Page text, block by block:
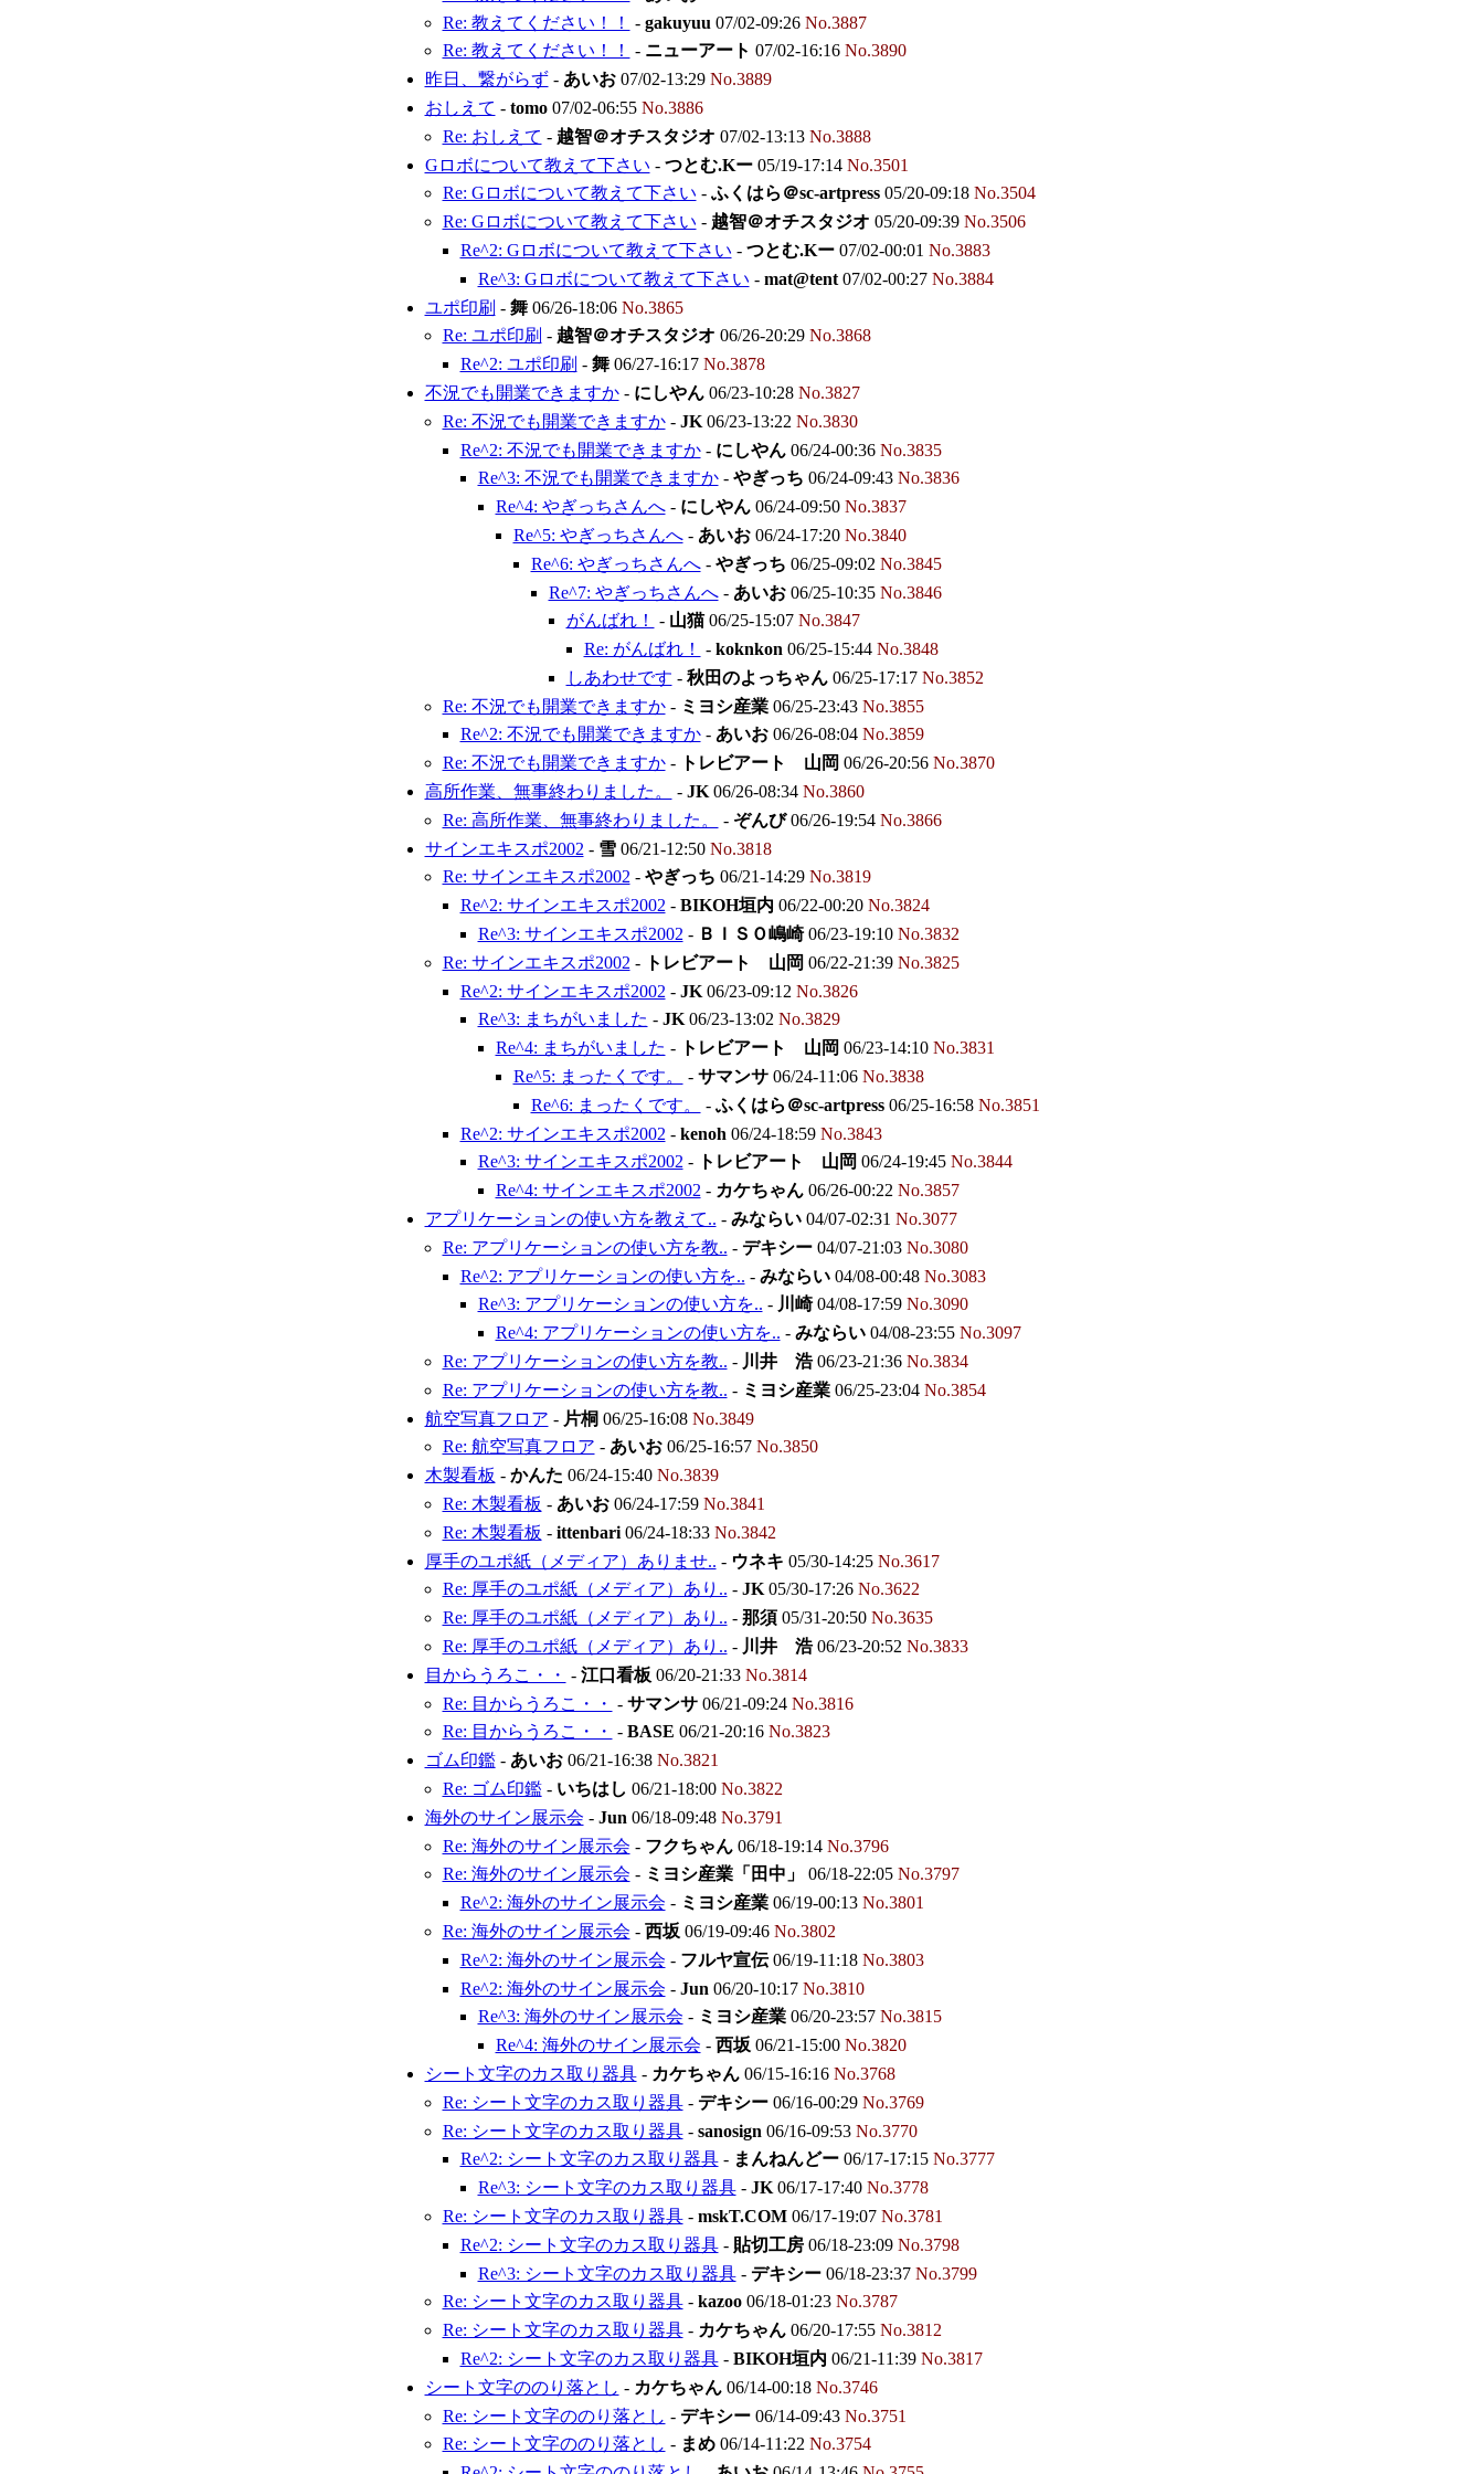
Re: 教えてください！！
- gakuyuu 07/02-09:26 No.3887
Re: 教えてください！！
- ニューアート 07/02-16:16 No.3890
昨日、繋がらず- あいお07/02-13:29 No.3889
おしえて - tomo07/02-06:55 No.3886
Re: おしえて - 越智＠オチスタジオ 07/02-13:13 No.3888
Gロボについて教えて下さい - つとむ.Kー05/19-17:14 No.3501
Re: Gロボについて教えて下さい - ふくはら＠sc-artpress05/20-09:18 No.3504
Re: Gロボについて教えて下さい - 越智＠オチスタジオ 05/20-09:39 No.3506
Re^2: Gロボについて教えて下さい - つとむ.Kー07/02-00:01 No.3883
Re^3: Gロボについて教えて下さい - mat@tent07/02-00:27 No.3884
ユポ印刷 - 舞06/26-18:06 No.3865
Re: ユポ印刷 - 越智＠オチスタジオ 06/26-20:29 No.3868
Re^2: ユポ印刷 - 舞06/27-16:17 No.3878
不況でも開業できますか- にしやん06/23-10:28 No.3827
Re: 不況でも開業できますか- JK06/23-13:22 No.3830
Re^2: 不況でも開業できますか- にしやん06/24-00:36 No.3835
Re^3: 不況でも開業できますか- やぎっち 06/24-09:43 No.3836
Re^4: やぎっちさんへ- にしやん06/24-09:50 No.3837
Re^5: やぎっちさんへ- あいお06/24-17:20 No.3840
Re^6: やぎっちさんへ- やぎっち 06/25-09:02 No.3845
Re^7: やぎっちさんへ- あいお06/25-10:35 No.3846
がんばれ！
- 山猫06/25-15:07 No.3847
Re: がんばれ！
- koknkon 06/25-15:44 No.3848
しあわせです - 秋田のよっちゃん06/25-17:17 No.3852
Re: 不況でも開業できますか- ミヨシ産業06/25-23:43 No.3855
Re^2: 不況でも開業できますか- あいお06/26-08:04 No.3859
Re: 不況でも開業できますか- トレビアート 山岡 06/26-20:56 No.3870
高所作業、無事終わりました。
- JK06/26-08:34 No.3860
Re: 高所作業、無事終わりました。
- ぞんび06/26-19:54 No.3866
サインエキスポ2002 - 雪06/21-12:50 No.3818
Re: サインエキスポ2002- やぎっち 06/21-14:29 No.3819
Re^2: サインエキスポ2002 - BIKOH垣内 06/22-00:20 No.3824
Re^3: サインエキスポ2002 - ＢＩＳＯ嶋崎06/23-19:10 No.3832
Re: サインエキスポ2002 - トレビアート 山岡 06/22-21:39 No.3825
Re^2: サインエキスポ2002 - JK06/23-09:12 No.3826
Re^3: まちがいました - JK06/23-13:02 No.3829
Re^4: まちがいました - トレビアート 山岡 06/23-14:10 No.3831
Re^5: まったくです。
- サマンサ06/24-11:06 No.3838
Re^6: まったくです。
- ふくはら＠sc-artpress06/25-16:58 No.3851
Re^2: サインエキスポ2002 - kenoh 06/24-18:59 No.3843
Re^3: サインエキスポ2002- トレビアート 山岡 06/24-19:45 No.3844
Re^4: サインエキスポ2002 - カケちゃん06/26-00:22 No.3857
アプリケーションの使い方を教えて.. - みならい04/07-02:31 No.3077
Re: アプリケーションの使い方を教.. - デキシー04/07-21:03 No.3080
Re^2: アプリケーションの使い方を.. - みならい04/08-00:48 No.3083
Re^3: アプリケーションの使い方を.. - 川崎04/08-17:59 No.3090
Re^4: アプリケーションの使い方を.. - みならい04/08-23:55 No.3097
Re: アプリケーションの使い方を教.. - 川井 浩06/23-21:36 No.3834
Re: アプリケーションの使い方を教.. - ミヨシ産業06/25-23:04 No.3854
航空写真フロア - 片桐 06/25-16:08 No.3849
Re: 航空写真フロア - あいお06/25-16:57 No.3850
木製看板 - かんた 06/24-15:40 No.3839
Re: 木製看板 - あいお06/24-17:59 No.3841
Re: 木製看板 - ittenbari06/24-18:33 No.3842
厚手のユポ紙（メディア）ありませ.. - ウネキ 05/30-14:25 No.3617
Re: 厚手のユポ紙（メディア）あり.. - JK05/30-17:26 No.3622
Re: 厚手のユポ紙（メディア）あり.. - 那須05/31-20:50 No.3635
Re: 厚手のユポ紙（メディア）あり.. - 川井 浩06/23-20:52 No.3833
目からうろこ・・ - 江口看板 06/20-21:33 No.3814
Re: 目からうろこ・・ - サマンサ06/21-09:24 No.3816
Re: 目からうろこ・・ - BASE 06/21-20:16 No.3823
ゴム印鑑- あいお06/21-16:38 No.3821
Re: ゴム印鑑- いちはし 06/21-18:00 No.3822
海外のサイン展示会 - Jun 06/18-09:48 No.3791
Re: 海外のサイン展示会 - フクちゃん06/18-19:14 No.3796
Re: 海外のサイン展示会 - ミヨシ産業「田中」 06/18-22:05 No.3797
Re^2: 海外のサイン展示会 - ミヨシ産業06/19-00:13 No.3801
Re: 海外のサイン展示会 - 西坂 06/19-09:46 No.3802
Re^2: 海外のサイン展示会 - フルヤ宣伝06/19-11:18 No.3803
Re^2: 海外のサイン展示会 - Jun 06/20-10:17 No.3810
Re^3: 海外のサイン展示会 - ミヨシ産業06/20-23:57 No.3815
Re^4: 海外のサイン展示会 - 西坂 06/21-15:00 No.3820
シート文字のカス取り器具- カケちゃん06/15-16:16 No.3768
Re: シート文字のカス取り器具- デキシー06/16-00:29 No.3769
Re: シート文字のカス取り器具- sanosign 06/16-09:53 No.3770
Re^2: シート文字のカス取り器具- まんねんどー06/17-17:15 No.3777
Re^3: シート文字のカス取り器具- JK06/17-17:40 No.3778
Re: シート文字のカス取り器具- mskT.COM06/17-19:07 No.3781
Re^2: シート文字のカス取り器具- 貼切工房06/18-23:09 No.3798
Re^3: シート文字のカス取り器具- デキシー06/18-23:37 No.3799
Re: シート文字のカス取り器具- kazoo06/18-01:23 No.3787
Re: シート文字のカス取り器具- カケちゃん06/20-17:55 No.3812
Re^2: シート文字のカス取り器具- BIKOH垣内 06/21-11:39 No.3817
シート文字ののり落とし - カケちゃん06/14-00:18 No.3746
Re: シート文字ののり落とし - デキシー06/14-09:43 No.3751
Re: シート文字ののり落とし - まめ06/14-11:22 No.3754